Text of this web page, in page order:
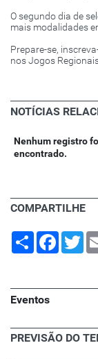
O segundo dia de
mais modalidades
Prepare-se,
nos Jogos
NOTÍCIAS
Nenhum registro
encontrado.
COMPARTILHE
Share
Eventos
PREVISÃO DO